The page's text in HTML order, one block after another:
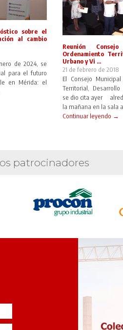
sobre el
al cambio
de 2024, se
para el futuro
en Mérida: el
Reunión
Ordenamiento
Urbano y Vi ...
21 de febrero de 2018
El Consejo
Territorial,
se dio cita ayer
la mañana en la sala
Continuar leyendo →
patrocinadores